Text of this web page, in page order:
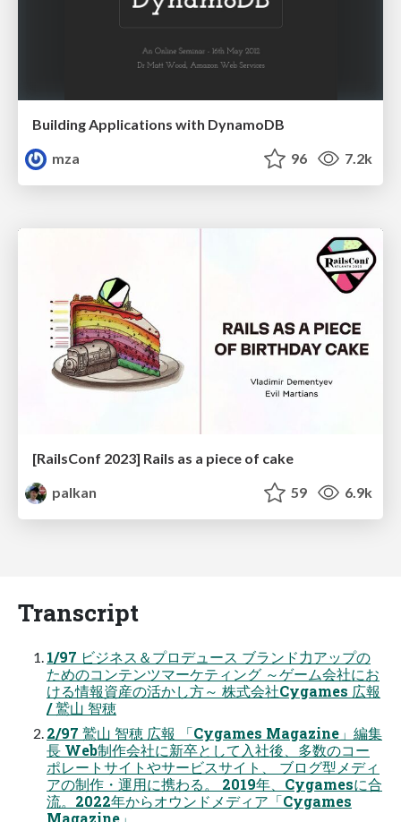
Building Applications with DynamoDB
mza
96 7.2k
[RailsConf 2023] Rails as a piece of cake
palkan
59 6.9k
Transcript
1/97 ビジネス＆プロデュース ブランド力アップの
ためのコンテンツマーケティング ～ゲーム会社にお
ける情報資産の活かし方～ 株式会社Cygames 広報
/ 鷲山 智穂
2/97 鷲山 智穂 広報 「Cygames Magazine」編集
長 Web制作会社に新卒として入社後、多数のコー
ポレートサイトやサービスサイト、 ブログ型メディ
アの制作・運用に携わる。 2019年、Cygamesに合
流。2022年からオウンドメディア「Cygames
Magazine」